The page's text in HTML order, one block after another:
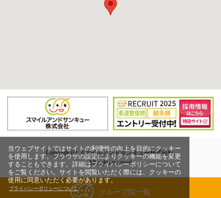
当ウェブサイトではサイトの利便性の向上を目的にクッキー
を使用します。ブラウザの設定によりクッキーの機能を変更
することもできます。詳細はプライバシーポリシーについて
をご覧ください。サイトを閲覧いただく際には、クッキーの
使用に同意いただく必要があります。
プライバシーポリシーについて
Copyright (c) スマイルアンドサンキュー株式会社,
All rights reserved.
グループ院一覧